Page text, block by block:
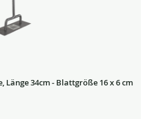
34cm - Blattgröße 16 x 6 cm